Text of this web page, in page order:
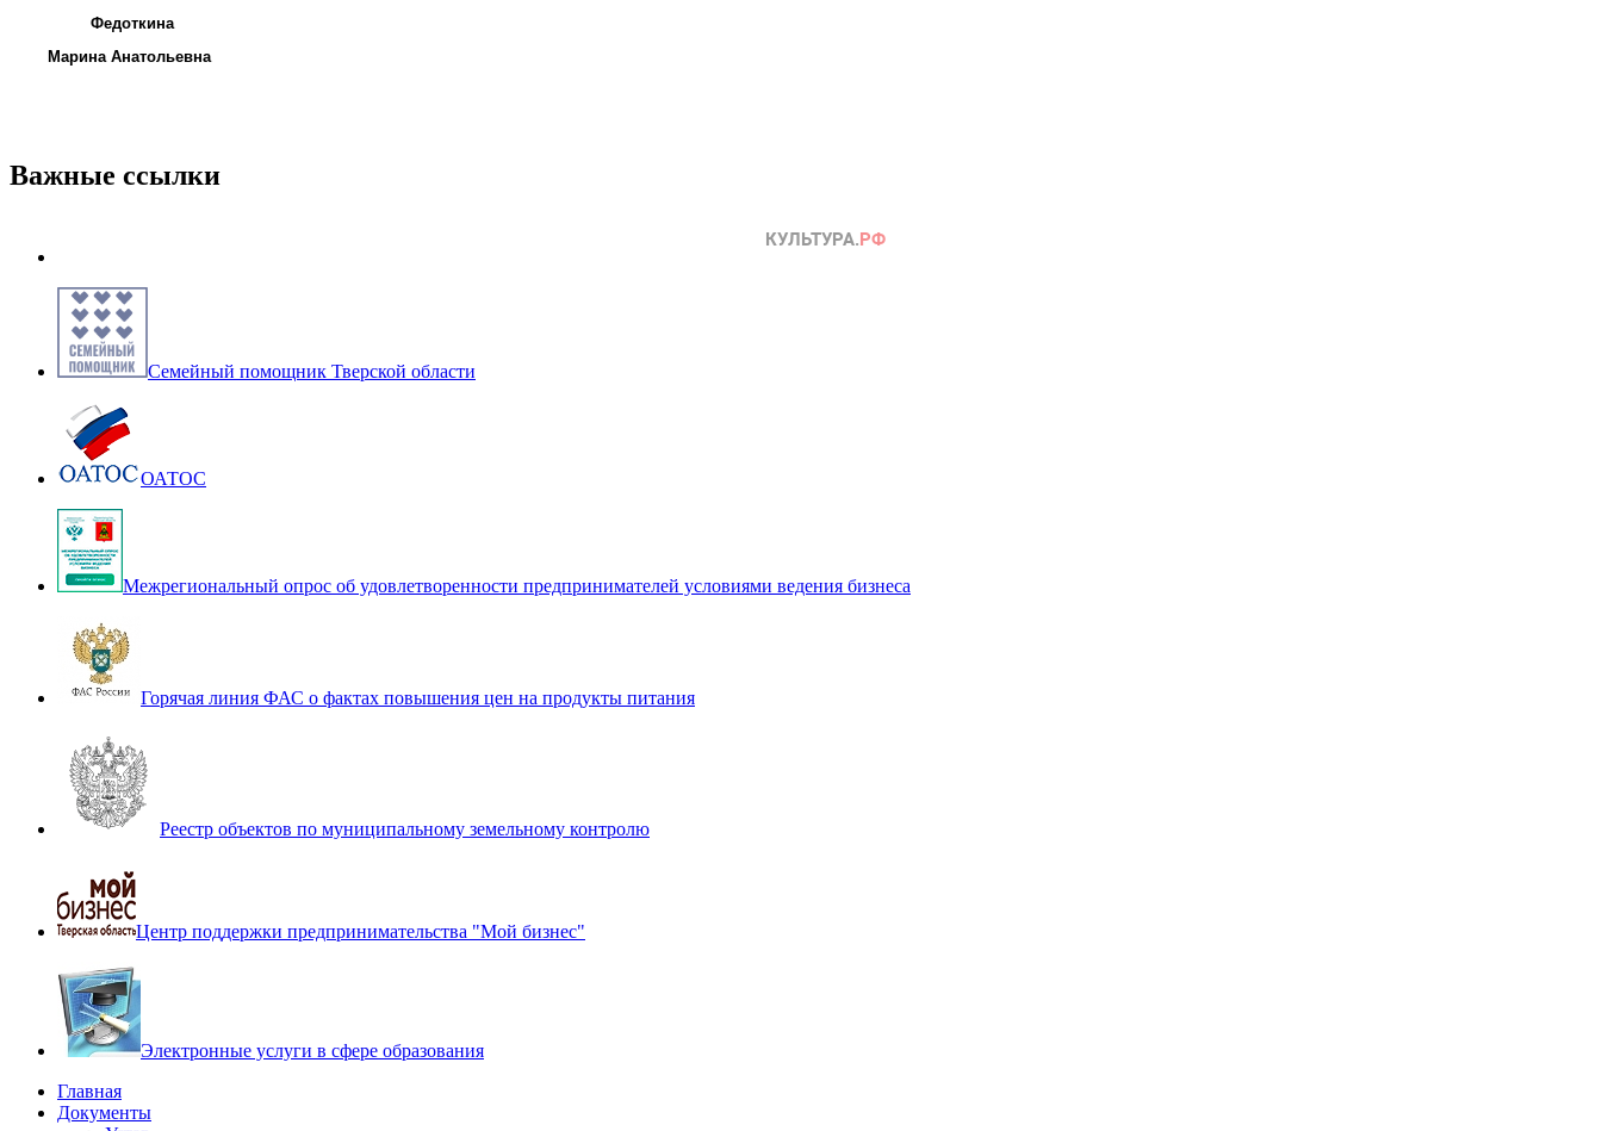
Федоткина
Марина Анатольевна
Важные ссылки
Семейный помощник Тверской области
ОАТОС
Межрегиональный опрос об удовлетворенности предпринимателей условиями ведения бизнеса
Горячая линия ФАС о фактах повышения цен на продукты питания
Реестр объектов по муниципальному земельному контролю
Центр поддержки предпринимательства "Мой бизнес"
Электронные услуги в сфере образования
Главная
Документы